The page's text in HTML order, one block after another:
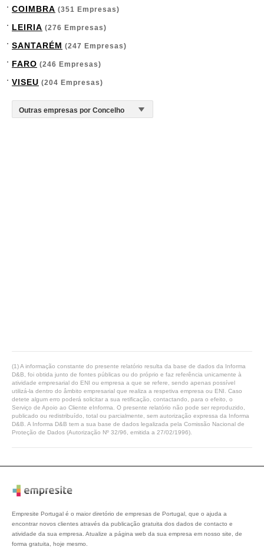
COIMBRA (351 Empresas)
LEIRIA (276 Empresas)
SANTARÉM (247 Empresas)
FARO (246 Empresas)
VISEU (204 Empresas)
(1) A informação constante do presente relatório resulta da base de dados da Informa
D&B, foi obtida junto de fontes públicas ou do próprio e faz referência unicamente à
atividade empresarial do ENI ou empresa a que se refere, sendo apenas possível
utilizá-la dentro do âmbito empresarial que realiza a respetiva empresa ou ENI. Caso
detete algum erro poderá solicitar a sua retificação, contactando, para o efeito, o
Serviço de Apoio ao Cliente eInforma. O presente relatório não pode ser reproduzido,
publicado ou redistribuído, total ou parcialmente, sem autorização expressa da Informa
D&B. A Informa D&B tem a sua base de dados legalizada pela Comissão Nacional de
Proteção de Dados (Autorização Nº 32/96, emitida a 27/02/1996).
Empresite Portugal é o maior diretório de empresas de Portugal, que o ajuda a
encontrar novos clientes através da publicação gratuita dos dados de contacto e
atividade da sua empresa. Atualize a página web da sua empresa em nosso site, de
forma gratuita, hoje mesmo.